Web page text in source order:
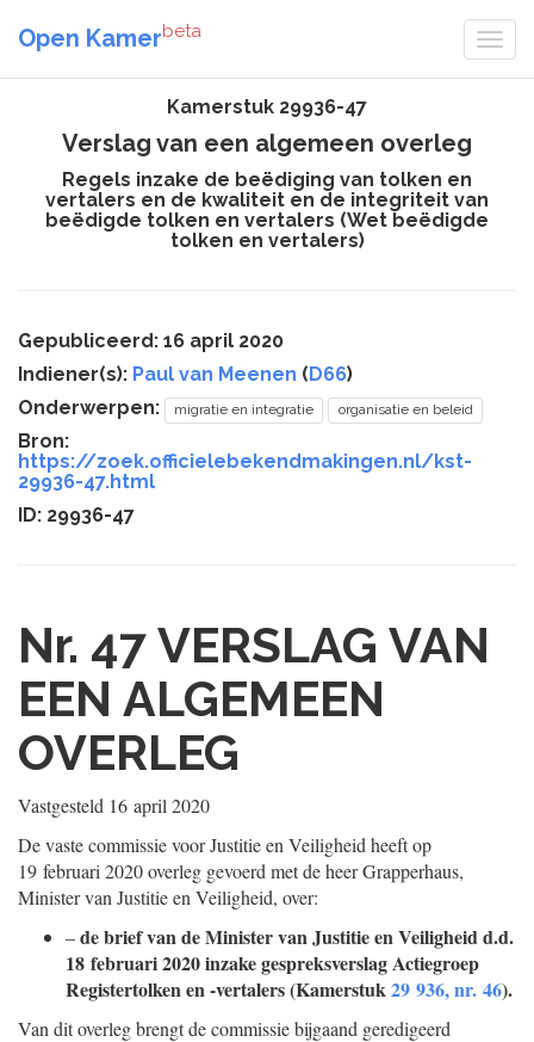
Open Kamerbeta
Kamerstuk 29936-47
Verslag van een algemeen overleg
Regels inzake de beëdiging van tolken en
vertalers en de kwaliteit en de integriteit van
beëdigde tolken en vertalers (Wet beëdigde
tolken en vertalers)
Gepubliceerd: 16 april 2020
Indiener(s): Paul van Meenen (D66)
Onderwerpen:
migratie en integratie organisatie en beleid
Bron:
https://zoek.officielebekendmakingen.nl/kst-
29936-47.html
ID: 29936-47
Nr. 47VERSLAG VAN
EEN ALGEMEEN
OVERLEG
Vastgesteld 16 april 2020
De vaste commissie voor Justitie en Veiligheid heeft op
19 februari 2020 overleg gevoerd met de heer Grapperhaus,
Minister van Justitie en Veiligheid, over:
–de brief van de Minister van Justitie en Veiligheid d.d.
18 februari 2020 inzake gespreksverslag Actiegroep
Registertolken en -vertalers (Kamerstuk29 936, nr. 46).
Van dit overleg brengt de commissie bijgaand geredigeerd